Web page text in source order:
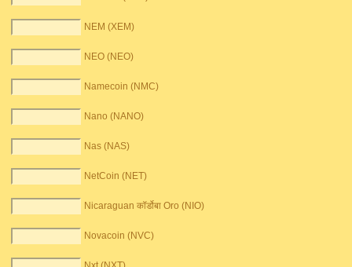
NEM (XEM)
NEO (NEO)
Namecoin (NMC)
Nano (NANO)
Nas (NAS)
NetCoin (NET)
Nicaraguan कॉर्डोबा Oro (NIO)
Novacoin (NVC)